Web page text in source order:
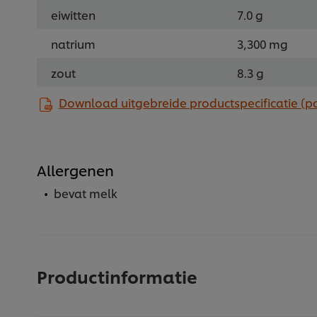
eiwitten
7.0 g
natrium
3,300 mg
zout
8.3 g
Download uitgebreide productspecificatie
Allergenen
bevat melk
Productinformatie